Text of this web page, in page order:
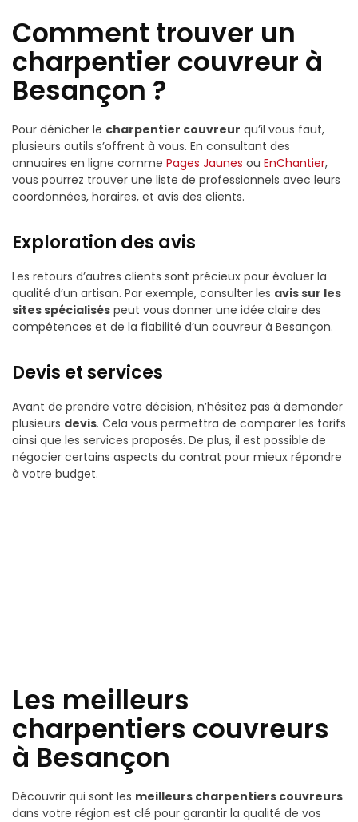
Comment trouver un
charpentier couvreur à
Besançon ?
Pour dénicher le charpentier couvreur qu’il vous faut,
plusieurs outils s’offrent à vous. En consultant des
annuaires en ligne comme Pages Jaunes ou EnChantier,
vous pourrez trouver une liste de professionnels avec leurs
coordonnées, horaires, et avis des clients.
Exploration des avis
Les retours d’autres clients sont précieux pour évaluer la
qualité d’un artisan. Par exemple, consulter les avis sur les
sites spécialisés peut vous donner une idée claire des
compétences et de la fiabilité d’un couvreur à Besançon.
Devis et services
Avant de prendre votre décision, n’hésitez pas à demander
plusieurs devis. Cela vous permettra de comparer les tarifs
ainsi que les services proposés. De plus, il est possible de
négocier certains aspects du contrat pour mieux répondre
à votre budget.
Les meilleurs
charpentiers couvreurs
à Besançon
Découvrir qui sont les meilleurs charpentiers couvreurs
dans votre région est clé pour garantir la qualité de vos